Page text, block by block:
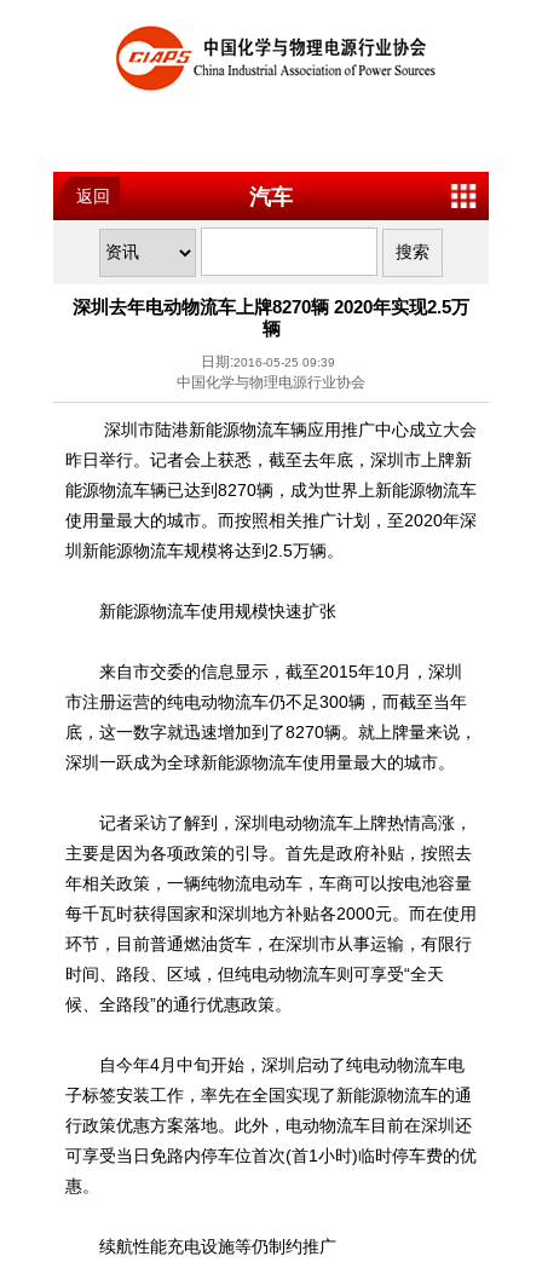
返回 汽车
深圳去年电动物流车上牌8270辆 2020年实现2.5万
辆
日期:2016-05-25 09:39
中国化学与物理电源行业协会
深圳市陆港新能源物流车辆应用推广中心成立大会
昨日举行。记者会上获悉，截至去年底，深圳市上牌新
能源物流车辆已达到8270辆，成为世界上新能源物流车
使用量最大的城市。而按照相关推广计划，至2020年深
圳新能源物流车规模将达到2.5万辆。
新能源物流车使用规模快速扩张
来自市交委的信息显示，截至2015年10月，深圳
市注册运营的纯电动物流车仍不足300辆，而截至当年
底，这一数字就迅速增加到了8270辆。就上牌量来说，
深圳一跃成为全球新能源物流车使用量最大的城市。
记者采访了解到，深圳电动物流车上牌热情高涨，
主要是因为各项政策的引导。首先是政府补贴，按照去
年相关政策，一辆纯物流电动车，车商可以按电池容量
每千瓦时获得国家和深圳地方补贴各2000元。而在使用
环节，目前普通燃油货车，在深圳市从事运输，有限行
时间、路段、区域，但纯电动物流车则可享受“全天
候、全路段”的通行优惠政策。
自今年4月中旬开始，深圳启动了纯电动物流车电
子标签安装工作，率先在全国实现了新能源物流车的通
行政策优惠方案落地。此外，电动物流车目前在深圳还
可享受当日免路内停车位首次(首1小时)临时停车费的优
惠。
续航性能充电设施等仍制约推广